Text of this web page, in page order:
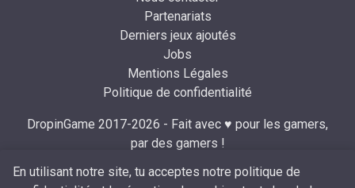
En utilisant notre site, tu acceptes notre politique de
Partenariats
Derniers jeux ajoutés
Jobs
Mentions Légales
Politique de confidentialité
DropinGame 2017-2026 - Fait avec ♥ pour les gamers,
par des gamers !